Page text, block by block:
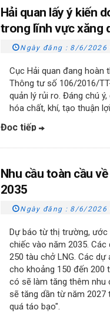
Hải quan lấy ý kiến
trong lĩnh vực xăng
Ngày đăng : 8/6/2026
Cục Hải quan đang hoàn
Thông tư số 106/2016/
quản lý rủi ro. Đáng chú
hóa chất, khí, tạo thuận
Đọc tiếp
Nhu cầu toàn cầu
2035
Ngày đăng : 8/6/2026
Dự báo từ thị trường, ước
chiếc vào năm 2035.
250 tàu chở LNG. Các
cho khoảng 150 đến 200
có sẽ làm tăng thêm nhu
sẽ tăng dần từ năm 2027
quá táo bạo".